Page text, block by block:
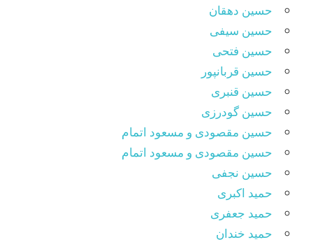
حسین دهقان
حسین سیفی
حسین فتحی
حسین قربانپور
حسین قنبری
حسین گودرزی
حسین مقصودى و مسعود اتمام
حسین مقصودی و مسعود اتمام
حسین نجفی
حمید اکبری
حمید جعفری
حمید خندان